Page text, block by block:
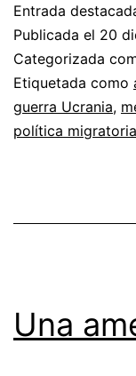
Entrada
Publicada el 20
Categorizada
Etiquetada como
guerra Ucrania,
política migratoria
Una